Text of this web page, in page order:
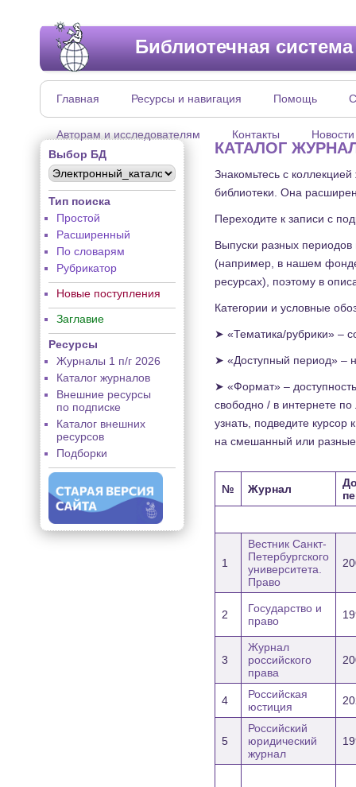
Библиотечная
Главная Ресурсы и навигация Помощь
Авторам и исследователям Контакты
Новости
Выбор БД
Тип поиска
Простой
Расширенный
По словарям
Рубрикатор
Новые поступления
Заглавие
Ресурсы
Журналы 1 п/г 2026
Каталог журналов
Внешние ресурсы
по подписке
Каталог внешних
ресурсов
Подборки
КАТАЛОГ
Знакомьтесь с
библиотеки. Она
Переходите к записи с
Выпуски разных
(например, в нашем
ресурсах), поэтому в
Категории и условные
➤ «Тематика/рубрики» –
➤ «Доступный период» –
➤ «Формат» –
свободно / в интернете
узнать, подведите
на смешанный или
№ Журнал
1
Вестник Санкт-
Петербургского
университета.
Право
2
Государство и
право
3
Журнал
российского
права
4
Российская
юстиция
5
Российский
юридический
журнал